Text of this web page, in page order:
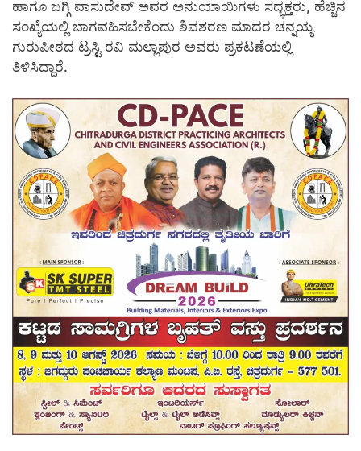
ಹಾಗೂ ಜಗ್ಗಿ ವಾಸುದೇವ್ ಅವರ ಅನುಯಾಯಿಗಳು ಸದ್ಭಕ್ತರು, ಹೆಚ್ಚಿನ
ಸಂಖ್ಯೆಯಲ್ಲಿ ಬಾಗವಹಿಸಬೇಕೆಂದು ಶಿವಶರಣ ಮಾದರ ಚನ್ನಯ್ಯ
ಗುರುಪೀಠದ ಟ್ರಸ್ಟಿ ರವಿ ಮಲ್ಲಾಪುರ ಅವರು ಪ್ರಕಟಣೆಯಲ್ಲಿ
ತಿಳಿಸಿದ್ದಾರೆ.